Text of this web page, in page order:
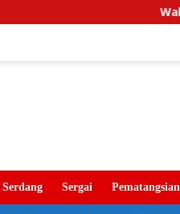
Wakil Wali
Sergai